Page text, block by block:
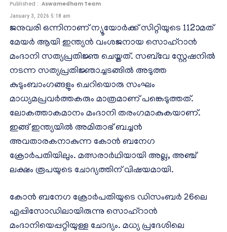
Published : Aswamedham Team
January 3, 2026 5:18 am
ജനുവരി ഒന്നിനാണ് ന്യൂയോർക്ക് സിറ്റിയുടെ 112ാമത്
മേയർ ആയി ഇന്ത്യൻ വംശജനായ സൊഹ്‍റാൻ
മംദാനി സത്യപ്രതിജ്ഞ ചെയ്തത്. സബ്‍വേ സ്റ്റേഷനിൽ
നടന്ന സത്യപ്രതിജ്ഞാച്ചടങ്ങിൽ അടുത്ത
കുടുംബാംഗങ്ങളും ചെറിയൊരു സംഘം
മാധ്യമപ്രവർത്തകരും മാത്രമാണ് പങ്കെടുത്തത്.
ലോകത്താകമാനം മംദാനി തരംഗമാകുകയാണ്.
ഇങ്ങ് ഇന്ത്യയിൽ അമിതാഭ് ബച്ചൻ
അവതാരകനാകുന്ന കോൻ ബനേഗ
ക്രോർപതിയിലും. മത്സരാർഥിയായി അല്ല, അഞ്ച്
ലക്ഷം രൂപയുടെ ചോദ്യത്തിന് വിഷയമായി.
കോൻ ബനേഗ ക്രോർപതിയുടെ ഡിസംബർ 26ലെ
എപ്പിസോഡിലായിരുന്നു സൊഹ്റാൻ
മംദാനിയെപ്പറ്റിയുള്ള ചോദ്യം. മധ്യ പ്രദേശിലെ